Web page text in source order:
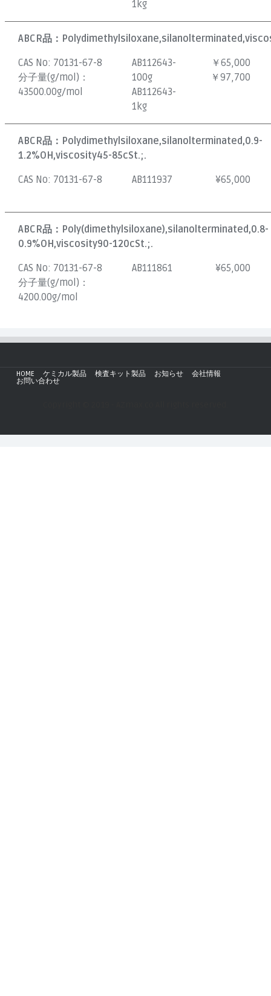
1kg
ABCR品：
CAS No: 70131-67-8
分子量(g/mol)：
43500.00g/mol
AB112643-
100g
AB112643-
1kg
￥65,000
￥97,700
ABCR品： Polydimethylsiloxane,silanolterminated,0.9-
1.2%OH,viscosity45-85cSt.;.
CAS No: 70131-67-8 AB111937 ¥65,000
ABCR品： Poly(dimethylsiloxane),silanolterminated,0.8-
0.9%OH,viscosity90-120cSt.;.
CAS No: 70131-67-8
分子量(g/mol)：
4200.00g/mol
AB111861 ¥65,000
HOME ケミカル製品 検査キット製品 お知らせ
会社情報
お問い合わせ